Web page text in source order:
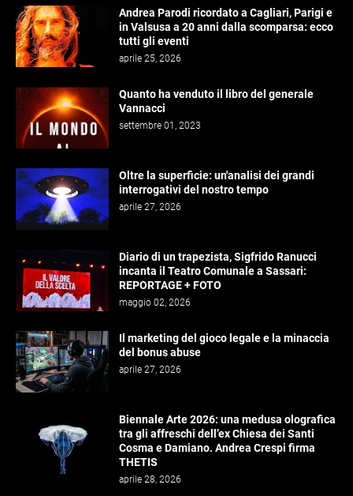
Andrea Parodi ricordato a Cagliari, Parigi e
in Valsusa a 20 anni dalla scomparsa: ecco
tutti gli eventi
aprile 25, 2026
Quanto ha venduto il libro del generale
Vannacci
settembre 01, 2023
Oltre la superficie: un'analisi dei grandi
interrogativi del nostro tempo
aprile 27, 2026
Diario di un trapezista, Sigfrido Ranucci
incanta il Teatro Comunale a Sassari:
REPORTAGE + FOTO
maggio 02, 2026
Il marketing del gioco legale e la minaccia
del bonus abuse
aprile 27, 2026
Biennale Arte 2026: una medusa olografica
tra gli affreschi dell’ex Chiesa dei Santi
Cosma e Damiano. Andrea Crespi firma
THETIS
aprile 28, 2026